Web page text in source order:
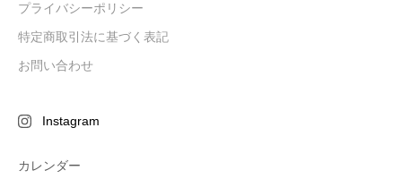
プライバシーポリシー
特定商取引法に基づく表記
お問い合わせ
Instagram
カレンダー